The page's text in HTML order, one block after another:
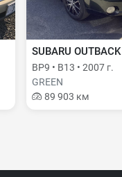
SUBARU OUTBACK
BP9 • B13 • 2007 г.
GREEN
89 903 км